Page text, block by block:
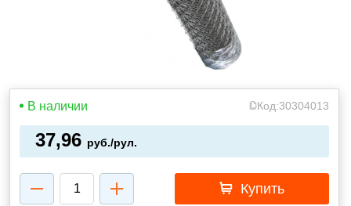
В наличии Код:30304013
37,96 руб./рул.
Купить